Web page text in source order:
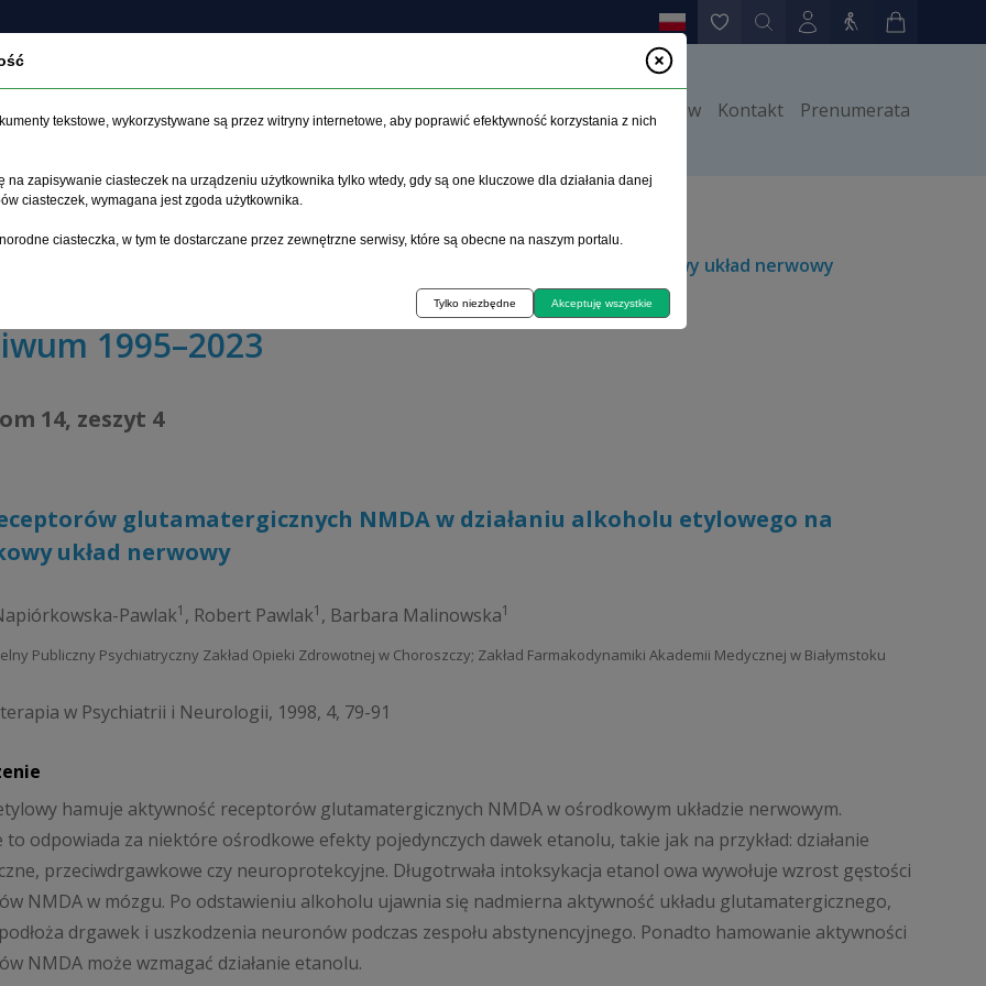
O czasopiśmie Zeszyt aktualny Archiwum Artykuły Instrukcje dla autorów Kontakt Prenumerata
>Archiwum>zeszyt 4>
glutamatergicznych NMDA w działaniu alkoholu etylowego na ośrodkowy układ nerwowy
1995–2023
14, zeszyt 4
glutamatergicznych NMDA w działaniu alkoholu etylowego na
układ nerwowy
Pawlak1 , Robert Pawlak1 , Barbara Malinowska1
Publiczny Psychiatryczny Zakład Opieki Zdrowotnej w Choroszczy; Zakład Farmakodynamiki Akademii Medycznej w Białymstoku
w Psychiatrii i Neurologii, 1998, 4, 79-91
hamuje aktywność receptorów glutamatergicznych NMDA w ośrodkowym układzie nerwowym.
to odpowiada za niektóre ośrodkowe efekty pojedynczych dawek etanolu, takie jak na przykład: działanie
przeciwdrgawkowe czy neuroprotekcyjne. Długotrwała intoksykacja etanol owa wywołuje wzrost gęstości
NMDA w mózgu. Po odstawieniu alkoholu ujawnia się nadmierna aktywność układu glutamatergicznego,
drgawek i uszkodzenia neuronów podczas zespołu abstynencyjnego. Ponadto hamowanie aktywności
NMDA może wzmagać działanie etanolu.
tekstowe, wykorzystywane są przez witryny internetowe, aby poprawić efektywność korzystania z nich
na zapisywanie ciasteczek na urządzeniu użytkownika tylko wtedy, gdy są one kluczowe dla działania danej
ciasteczek, wymagana jest zgoda użytkownika.
ciasteczka, w tym te dostarczane przez zewnętrzne serwisy, które są obecne na naszym portalu.
Tylko niezbędne Akceptuję wszystkie